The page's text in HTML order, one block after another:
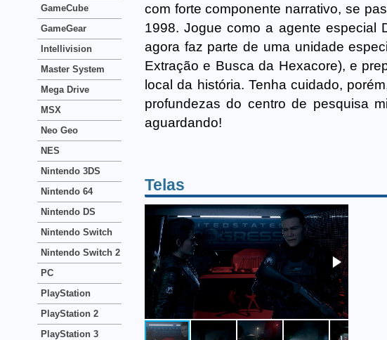
com forte componente narrativo, se
1998. Jogue como a agente especial
agora faz parte de uma unidade
Extração e Busca da Hexacore), e
local da história. Tenha cuidado,
profundezas do centro de pesquisa
aguardando!
Telas
GameCube
GameGear
Intellivision
Master System
Mega Drive
MSX
Neo Geo
NES
Nintendo 3DS
Nintendo 64
Nintendo DS
Nintendo Switch
Nintendo Switch 2
PC
PlayStation
PlayStation 2
PlayStation 3